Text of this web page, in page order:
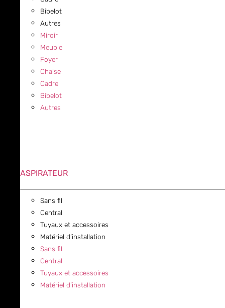
Bibelot
Autres
Miroir
Meuble
Foyer
Chaise
Cadre
Bibelot
Autres
ASPIRATEUR
Sans fil
Central
Tuyaux et accessoires
Matériel d’installation
Sans fil
Central
Tuyaux et accessoires
Matériel d’installation